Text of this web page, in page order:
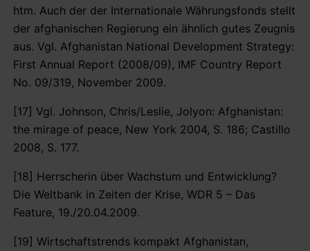
htm. Auch der der Internationale Währungsfonds stellt
der afghanischen Regierung ein ähnlich gutes Zeugnis
aus. Vgl. Afghanistan National Development Strategy:
First Annual Report (2008/09), IMF Country Report
No. 09/319, November 2009.
[17] Vgl. Johnson, Chris/Leslie, Jolyon: Afghanistan:
the mirage of peace, New York 2004, S. 186; Castillo
2008, S. 177.
[18] Herrscherin über Wachstum und Entwicklung?
Die Weltbank in Zeiten der Krise, WDR 5 – Das
Feature, 19./20.04.2009.
[19] Wirtschaftstrends kompakt Afghanistan,